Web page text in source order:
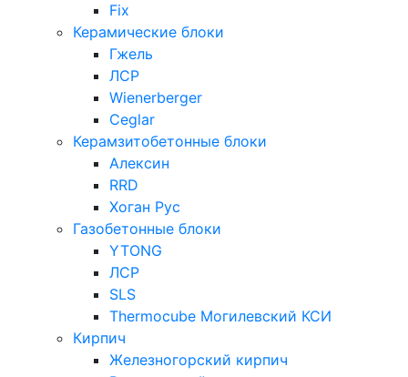
Fix
Керамические блоки
Гжель
ЛСР
Wienerberger
Ceglar
Керамзитобетонные блоки
Алексин
RRD
Хоган Рус
Газобетонные блоки
YTONG
ЛСР
SLS
Thermocube Могилевский КСИ
Кирпич
Железногорский кирпич